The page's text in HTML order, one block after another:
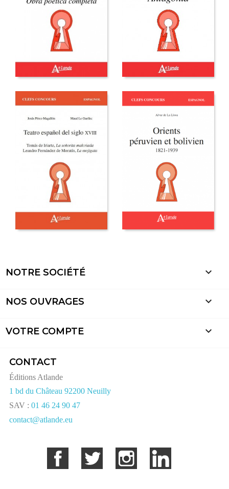
NOTRE SOCIÉTÉ 
NOS OUVRAGES 
VOTRE COMPTE 
CONTACT
Éditions Atlande
1 bd du Château 92200 Neuilly
SAV : 01 46 24 90 47
contact@atlande.eu
Facebook Twitter Instagram